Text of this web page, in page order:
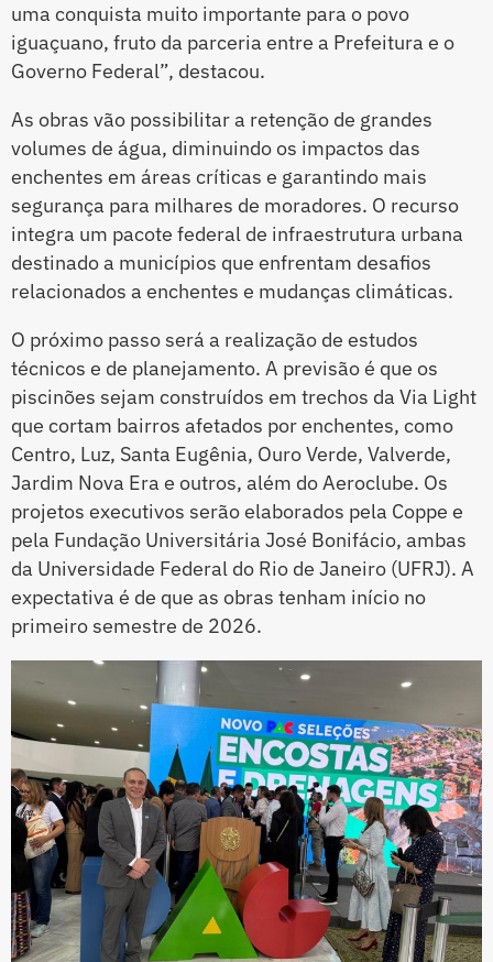
uma conquista muito importante para o povo
iguaçuano, fruto da parceria entre a Prefeitura e o
Governo Federal”, destacou.
As obras vão possibilitar a retenção de grandes
volumes de água, diminuindo os impactos das
enchentes em áreas críticas e garantindo mais
segurança para milhares de moradores. O recurso
integra um pacote federal de infraestrutura urbana
destinado a municípios que enfrentam desafios
relacionados a enchentes e mudanças climáticas.
O próximo passo será a realização de estudos
técnicos e de planejamento. A previsão é que os
piscinões sejam construídos em trechos da Via Light
que cortam bairros afetados por enchentes, como
Centro, Luz, Santa Eugênia, Ouro Verde, Valverde,
Jardim Nova Era e outros, além do Aeroclube. Os
projetos executivos serão elaborados pela Coppe e
pela Fundação Universitária José Bonifácio, ambas
da Universidade Federal do Rio de Janeiro (UFRJ). A
expectativa é de que as obras tenham início no
primeiro semestre de 2026.